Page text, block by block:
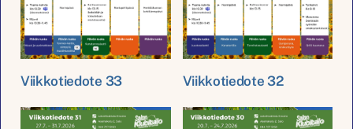
Viikkotiedote 33 Viikkotiedote 32